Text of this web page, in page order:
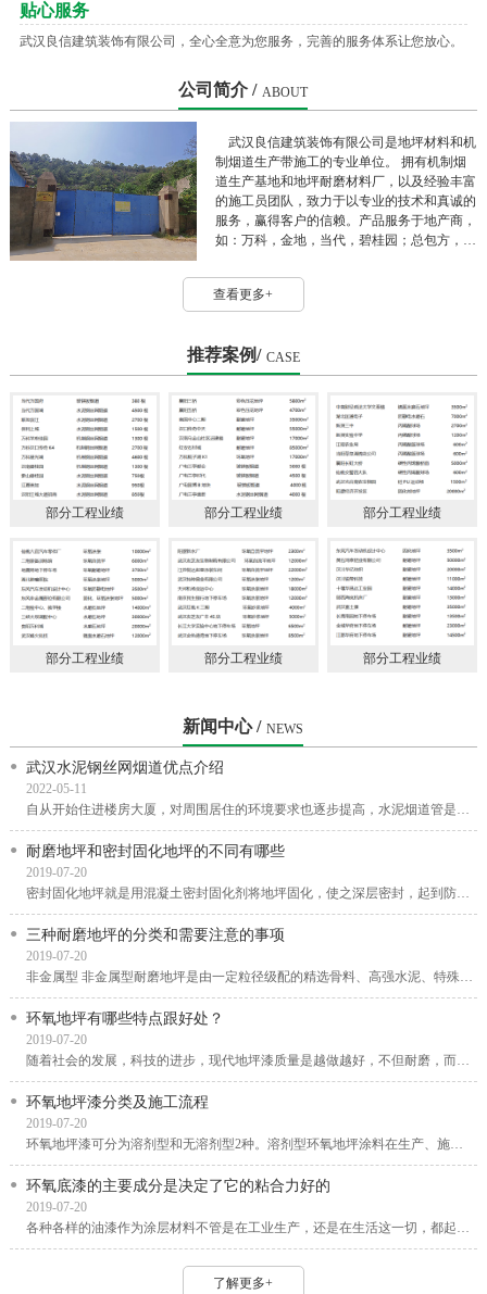
贴心服务
武汉良信建筑装饰有限公司，全心全意为您服务，完善的服务体系让您放心。
公司简介 / ABOUT
武汉良信建筑装饰有限公司是地坪材料和机
制烟道生产带施工的专业单位。 拥有机制烟
道生产基地和地坪耐磨材料厂，以及经验丰富
的施工员团队，致力于以专业的技术和真诚的
服务，赢得客户的信赖。产品服务于地产商，
如：万科，金地，当代，碧桂园；总包方，
等。 良信公司秉持“优良品质，诚信人生”的
原则，以“认真负责，客户满意”的工作态度服
查看更多+
推荐案例/ CASE
部分工程业绩 部分工程业绩 部分工程业绩
部分工程业绩 部分工程业绩 部分工程业绩
新闻中心 / NEWS
武汉水泥钢丝网烟道优点介绍
2022-05-11
自从开始住进楼房大厦，对周围居住的环境要求也逐步提高，水泥烟道管是一种安装在室内的...
耐磨地坪和密封固化地坪的不同有哪些
2019-07-20
密封固化地坪就是用混凝土密封固化剂将地坪固化，使之深层密封，起到防渗漏、防风化、防...
三种耐磨地坪的分类和需要注意的事项
2019-07-20
非金属型 非金属型耐磨地坪是由一定粒径级配的精选骨料、高强水泥、特殊外加剂、颜料及聚...
环氧地坪有哪些特点跟好处？
2019-07-20
随着社会的发展，科技的进步，现代地坪漆质量是越做越好，不但耐磨，而且还不容易老化，...
环氧地坪漆分类及施工流程
2019-07-20
环氧地坪漆可分为溶剂型和无溶剂型2种。溶剂型环氧地坪涂料在生产、施工和固化过程中会排...
环氧底漆的主要成分是决定了它的粘合力好的
2019-07-20
各种各样的油漆作为涂层材料不管是在工业生产，还是在生活这一切，都起到了重要大的功效...
了解更多+